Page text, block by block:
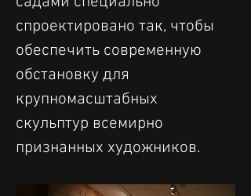
спроектировано так, чтобы
обеспечить современную
обстановку для
крупномасштабных
скульптур всемирно
признанных художников.